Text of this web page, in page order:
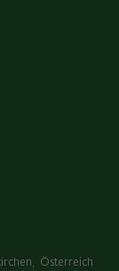
, Österreich